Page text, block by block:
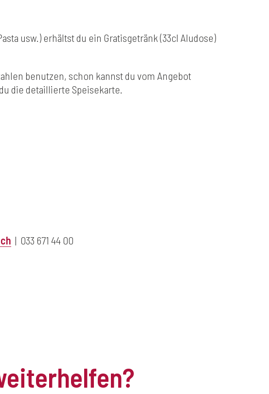
usw.) erhältst du ein Gratisgetränk (33cl Aludose)
benutzen, schon kannst du vom Angebot
die detaillierte Speisekarte.
| 033 671 44 00